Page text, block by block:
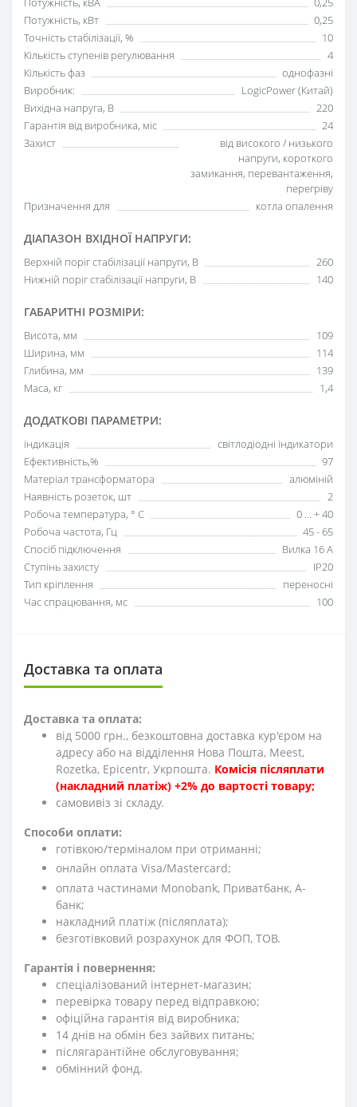
Потужність, кВт
0,25
Точність стабілізації, %
10
Кількість ступенів регулювання
4
Кількість фаз
однофазні
Виробник:
LogicPower (Китай)
Вихідна напруга, В
220
Гарантія від виробника, міс
24
Захист
від високого / низького
напруги, короткого
замикання, перевантаження,
перегріву
Призначення для
котла опалення
ДІАПАЗОН ВХІДНОЇ НАПРУГИ:
Верхній поріг стабілізації напруги, В
260
Нижній поріг стабілізації напруги, В
140
ГАБАРИТНІ РОЗМІРИ:
Висота, мм
109
Ширина, мм
114
Глибина, мм
139
Маса, кг
1,4
ДОДАТКОВІ ПАРАМЕТРИ:
індикація
світлодіодні індикатори
Ефективність,%
97
Матеріал трансформатора
алюміній
Наявність розеток, шт
2
Робоча температура, ° С
0 ... + 40
Робоча частота, Гц
45 - 65
Спосіб підключення
Вилка 16 А
Ступінь захисту
IP20
Тип кріплення
переносні
Час спрацювання, мс
100
Доставка та оплата
Доставка та оплата:
від 5000 грн., безкоштовна доставка кур'єром на
адресу або на відділення Нова Пошта, Meest,
Rozetka, Epicentr, Укрпошта. Комісія післяплати
(накладний платіж) +2% до вартості товару;
cамовивіз зі складу.
Способи оплати:
готівкою/терміналом при отриманні;
онлайн оплата Visa/Mastercard;
оплата частинами Monobank, Приватбанк, А-
банк;
накладний платіж (післяплата);
безготівковий розрахунок для ФОП, ТОВ.
Гарантія і повернення:
спеціалізований інтернет-магазин;
перевірка товару перед відправкою;
офіційна гарантія від виробника;
14 днів на обмін без зайвих питань;
післягарантійне обслуговування;
обмінний фонд.